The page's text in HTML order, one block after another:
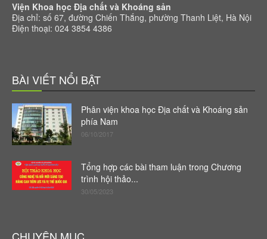
Viện Khoa học Địa chất và Khoáng sản
Địa chỉ: số 67, đường Chiến Thắng, phường Thanh Liệt, Hà Nội
Điện thoại: 024 3854 4386
BÀI VIẾT NỔI BẬT
Phân viện khoa học Địa chất và Khoáng sản
phía Nam
06/10/2017
Tổng hợp các bài tham luận trong Chương
trình hội thảo...
30/05/2023